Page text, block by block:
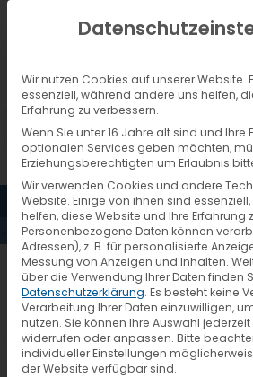
MENÜ
PDF-Mit-Logistik-
geworden
Wir nutzen Cookies auf unserer Website.
essenziell, während andere uns helfen,
Erfahrung zu verbessern.
Wenn Sie unter 16 Jahre alt sind und Ihre
optionalen Services geben möchten,
Erziehungsberechtigten um Erlaubnis
Wir verwenden Cookies und andere
Website. Einige von ihnen sind
helfen, diese Website und Ihre Erfahrung
Personenbezogene Daten können
Adressen), z. B. für personalisierte
Messung von Anzeigen und Inhalten.
über die Verwendung Ihrer Daten finden
Datenschutzerklärung. Es besteht keine
Verarbeitung Ihrer Daten einzuwilligen,
nutzen. Sie können Ihre Auswahl
widerrufen oder anpassen. Bitte
individueller Einstellungen
der Website verfügbar sind.